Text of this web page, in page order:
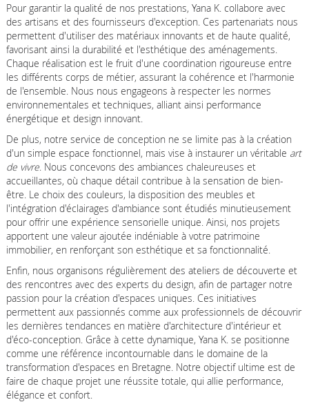
Pour garantir la qualité de nos prestations, Yana K. collabore avec
des artisans et des fournisseurs d'exception. Ces partenariats nous
permettent d'utiliser des matériaux innovants et de haute qualité,
favorisant ainsi la durabilité et l'esthétique des aménagements.
Chaque réalisation est le fruit d'une coordination rigoureuse entre
les différents corps de métier, assurant la cohérence et l'harmonie
de l'ensemble. Nous nous engageons à respecter les normes
environnementales et techniques, alliant ainsi performance
énergétique et design innovant.
De plus, notre service de conception ne se limite pas à la création
d'un simple espace fonctionnel, mais vise à instaurer un véritable art
de vivre. Nous concevons des ambiances chaleureuses et
accueillantes, où chaque détail contribue à la sensation de bien-
être. Le choix des couleurs, la disposition des meubles et
l'intégration d'éclairages d'ambiance sont étudiés minutieusement
pour offrir une expérience sensorielle unique. Ainsi, nos projets
apportent une valeur ajoutée indéniable à votre patrimoine
immobilier, en renforçant son esthétique et sa fonctionnalité.
Enfin, nous organisons régulièrement des ateliers de découverte et
des rencontres avec des experts du design, afin de partager notre
passion pour la création d'espaces uniques. Ces initiatives
permettent aux passionnés comme aux professionnels de découvrir
les dernières tendances en matière d'architecture d'intérieur et
d'éco-conception. Grâce à cette dynamique, Yana K. se positionne
comme une référence incontournable dans le domaine de la
transformation d'espaces en Bretagne. Notre objectif ultime est de
faire de chaque projet une réussite totale, qui allie performance,
élégance et confort.